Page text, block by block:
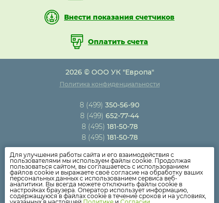
Внести показания счетчиков
Оплатить счета
2026 © ООО УК "Европа"
Политика конфиденциальности
8 (499) 350-56-90
8 (499) 652-77-44
8 (495) 181-50-78
8 (495) 181-50-78
Новости компании
Как оплатить
Дома
Раскрытие информации
Для улучшения работы сайта и его взаимодействия с
пользователями мы используем файлы cookie. Продолжая
пользоваться сайтом, вы соглашаетесь с использованием
файлов cookie и выражаете своё согласие на обработку ваших
персональных данных с использованием сервиса веб-
аналитики. Вы всегда можете отключить файлы cookie в
настройках браузера. Оператор использует информацию,
содержащуюся в файлах cookie в течение сроков и на условиях,